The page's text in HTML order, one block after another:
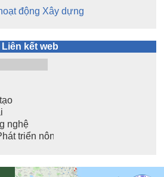
động Xây dựng
Liên kết web